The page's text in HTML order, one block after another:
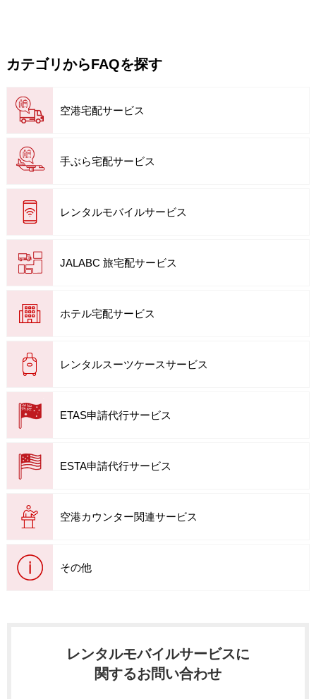
カテゴリからFAQを探す
空港宅配サービス
手ぶら宅配サービス
レンタルモバイルサービス
JALABC 旅宅配サービス
ホテル宅配サービス
レンタルスーツケースサービス
ETAS申請代行サービス
ESTA申請代行サービス
空港カウンター関連サービス
その他
レンタルモバイルサービスに
関するお問い合わせ